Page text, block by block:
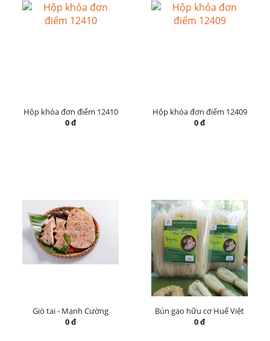
Hộp khóa đơn điểm 12410
0 đ
Hộp khóa đơn điểm 12409
0 đ
Giò tai - Mạnh Cường
0 đ
Bún gạo hữu cơ Huế Việt
0 đ